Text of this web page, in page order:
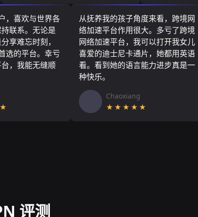
，喜欢与世界各
联系。无论是
享难忘时刻，
选的平台。幸亏
，我能无缝顺
从抚养我的孩子角度来看，跨境网
络加速平台作用很大。多亏了跨境
网络加速平台，我可以打开我女儿
喜爱的迪士尼卡通片，她都用英语
看。看到她的语言能力进步真是一
种快乐。
Chaoxiang
★★★★★
评测